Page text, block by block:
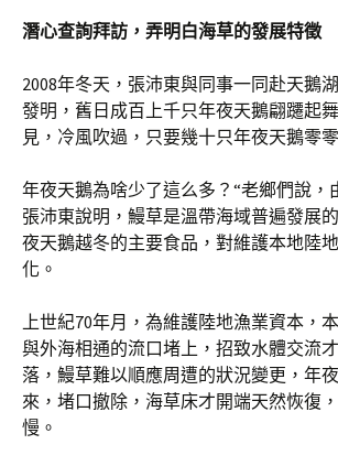
潛心查詢拜訪，弄明白海草的發展特徵
2008年冬天，張沛東與同事一同赴天鵝
發明，舊日成百上千只年夜天鵝翩躚起
見，冷風吹過，只要幾十只年夜天鵝零
年夜天鵝為啥少了這么多？“老鄉們說，
張沛東說明，鰻草是溫帶海域普遍發展
夜天鵝越冬的主要食品，對維護本地陸
化。
上世紀70年月，為維護陸地漁業資本，
與外海相通的流口堵上，招致水體交流
落，鰻草難以順應周遭的狀況變更，年
來，堵口撤除，海草床才開端天然恢復
慢。